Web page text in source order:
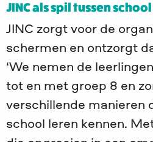
JINC als spil tussen
JINC zorgt voor de
schermen en ontzorgt
‘We nemen de
tot en met groep 8 en
verschillende manieren
school leren kennen.